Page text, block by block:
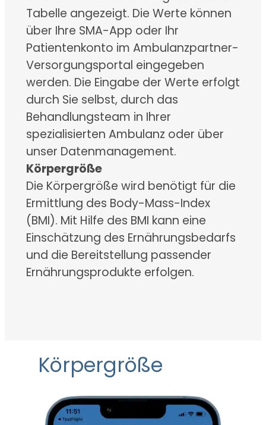
Tabelle angezeigt. Die Werte können
über Ihre SMA-App oder Ihr
Patientenkonto im Ambulanzpartner-
Versorgungsportal eingegeben
werden. Die Eingabe der Werte erfolgt
durch Sie selbst, durch das
Behandlungsteam in Ihrer
spezialisierten Ambulanz oder über
unser Datenmanagement.
Körpergröße
Die Körpergröße wird benötigt für die
Ermittlung des Body-Mass-Index
(BMI). Mit Hilfe des BMI kann eine
Einschätzung des Ernährungsbedarfs
und die Bereitstellung passender
Ernährungsprodukte erfolgen.
Körpergröße